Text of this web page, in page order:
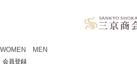
WOMEN MEN
会員登録